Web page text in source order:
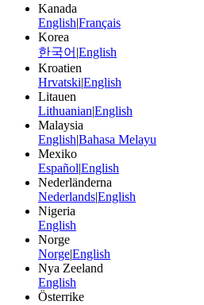
Kanada
English|Français
Korea
한국어 |English
Kroatien
Hrvatski|English
Litauen
Lithuanian|English
Malaysia
English|Bahasa Melayu
Mexiko
Español|English
Nederländerna
Nederlands|English
Nigeria
English
Norge
Norge|English
Nya Zeeland
English
Österrike